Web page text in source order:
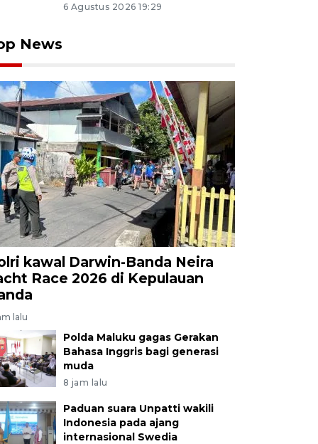
6 Agustus 2026 19:29
News
kawal Darwin-Banda Neira
Race 2026 di Kepulauan
lalu
Polda Maluku gagas Gerakan
Bahasa Inggris bagi generasi
muda
8 jam lalu
Paduan suara Unpatti wakili
Indonesia pada ajang
internasional Swedia